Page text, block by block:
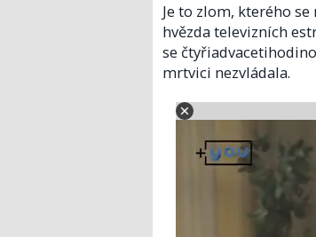
Je to zlom, kterého
hvězda televizních
se
mrtvici nezvládala.